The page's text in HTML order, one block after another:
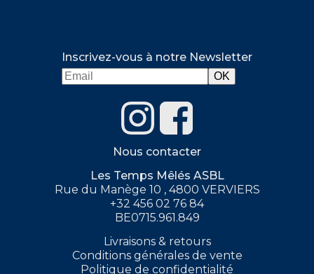
Inscrivez-vous à notre Newsletter
Nous contacter
Les Temps Mêlés ASBL
Rue du Manège 10 , 4800 VERVIERS
+32 456 02 76 84
BE0715.961.849
Livraisons & retours
Conditions générales de vente
Politique de confidentialité